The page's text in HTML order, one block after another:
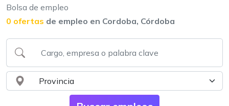
Bolsa de empleo
0 ofertas de empleo en Cordoba, Córdoba